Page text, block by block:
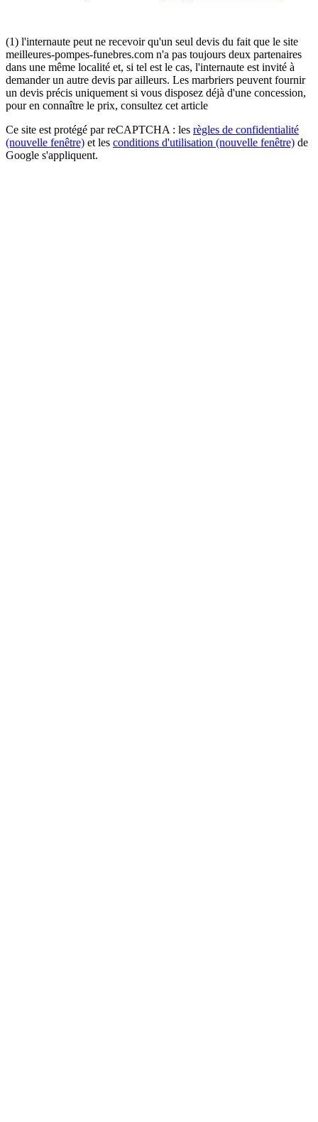
(1) l'internaute peut ne recevoir qu'un seul devis du fait que le site
meilleures-pompes-funebres.com n'a pas toujours deux partenaires
dans une même localité et, si tel est le cas, l'internaute est invité à
demander un autre devis par ailleurs. Les marbriers peuvent fournir
un devis précis uniquement si vous disposez déjà d'une concession,
pour en connaître le prix, consultez cet article
Ce site est protégé par reCAPTCHA : les règles de confidentialité
(nouvelle fenêtre) et les conditions d'utilisation (nouvelle fenêtre) de
Google s'appliquent.